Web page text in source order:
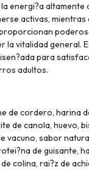
energi?a altamente
activas, mientras
la vitalidad general.
para
adultos.
de cordero, harina
de canola, huevo,
vacuno, sabor
de guisante,
colina, rai?z de